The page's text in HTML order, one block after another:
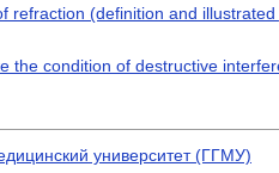
refraction (definition and
the condition of destructive
университет (ГГМУ)